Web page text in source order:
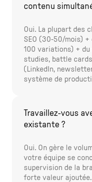
contenu
Oui. La plupart des
SEO (30-50/mois)
100 variations) +
studies, battle
(LinkedIn,
système de
Travaillez-vous
existante ?
Oui. On gère le
votre équipe se
supervision de la
forte valeur